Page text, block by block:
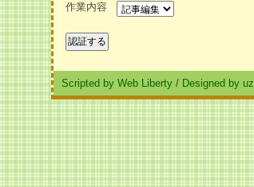
作業内容
Scripted by Web Liberty / Designed by uz